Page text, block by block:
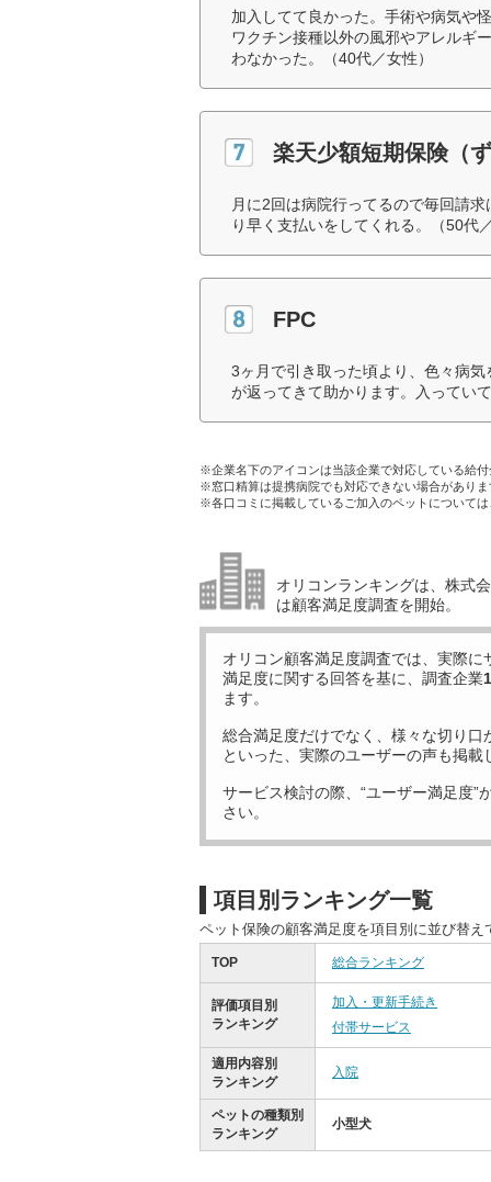
加入してて良かった。手術や病気や
ワクチン接種以外の風邪やアレルギ
わなかった。（40代／女性）
楽天少額短期保険（
月に2回は病院行ってるので毎回請
り早く支払いをしてくれる。（50代
FPC
3ヶ月で引き取った頃より、色々病
が返ってきて助かります。入ってい
※企業名下のアイコンは当該企業で対応している給
※窓口精算は提携病院でも対応できない場合がありま
※各口コミに掲載しているご加入のペットについて
オリコンランキングは、株式
は顧客満足度調査を開始。
オリコン顧客満足度調査では、実際に
満足度に関する回答を基に、調査企業
ます。
総合満足度だけでなく、様々な切り口
といった、実際のユーザーの声も掲載
サービス検討の際、“ユーザー満足度”
さい。
項目別ランキング一覧
ペット保険の顧客満足度を項目別に並び替
TOP 総合ランキング
評価項目別
ランキング
加入・更新手続き
付帯サービス
適用内容別
ランキング
入院
ペットの種類別
ランキング
小型犬